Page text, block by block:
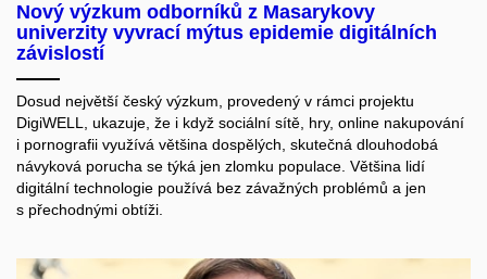
Nový výzkum odborníků z Masarykovy
univerzity vyvrací mýtus epidemie digitálních
závislostí
Dosud největší český výzkum, provedený v rámci projektu
DigiWELL, ukazuje, že i když sociální sítě, hry, online nakupování
i pornografii využívá většina dospělých, skutečná dlouhodobá
návyková porucha se týká jen zlomku populace. Většina lidí
digitální technologie používá bez závažných problémů a jen
s přechodnými obtíži.